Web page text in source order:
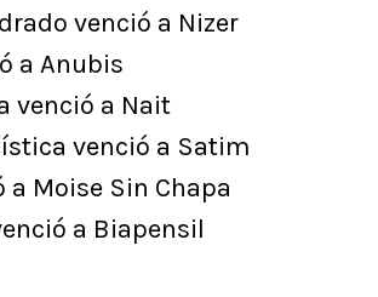
venció a Nizer
a Anubis
venció a Nait
venció a Satim
a Moise Sin Chapa
a Biapensil